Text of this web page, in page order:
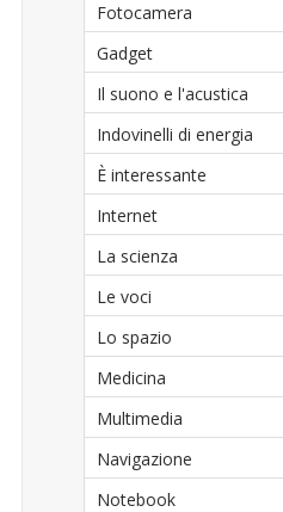
Fotocamera
Gadget
Il suono e l'acustica
Indovinelli di energia
È interessante
Internet
La scienza
Le voci
Lo spazio
Medicina
Multimedia
Navigazione
Notebook